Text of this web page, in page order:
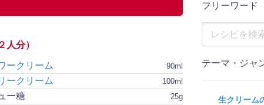
人分）
90ml
ークリーム
100ml
ークリーム
25g
ー糖
フリーワード
テーマ・ジャ
生クリーム